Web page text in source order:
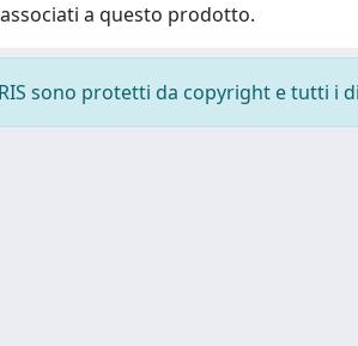
a questo prodotto.
sono protetti da copyright e tutti i